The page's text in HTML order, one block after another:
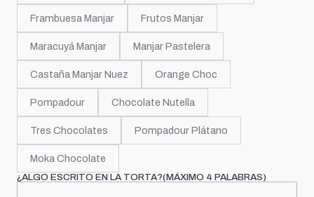
Frambuesa Manjar Frutos Manjar
Maracuyá Manjar Manjar Pastelera
Castaña Manjar Nuez Orange Choc
Pompadour Chocolate Nutella
Tres Chocolates Pompadour Plátano
Moka Chocolate
¿ALGO ESCRITO EN LA TORTA?(MÁXIMO 4 PALABRAS)